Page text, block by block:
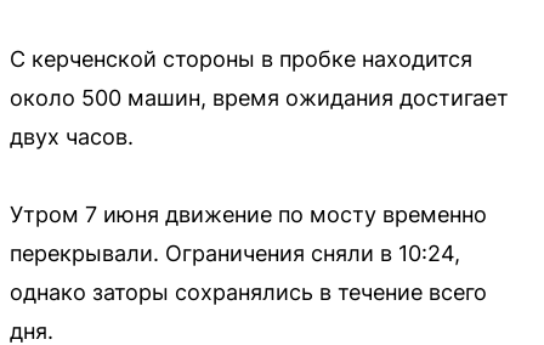
С керченской стороны в пробке находится
около 500 машин, время ожидания достигает
двух часов.
Утром 7 июня движение по мосту временно
перекрывали. Ограничения сняли в 10:24,
однако заторы сохранялись в течение всего
дня.